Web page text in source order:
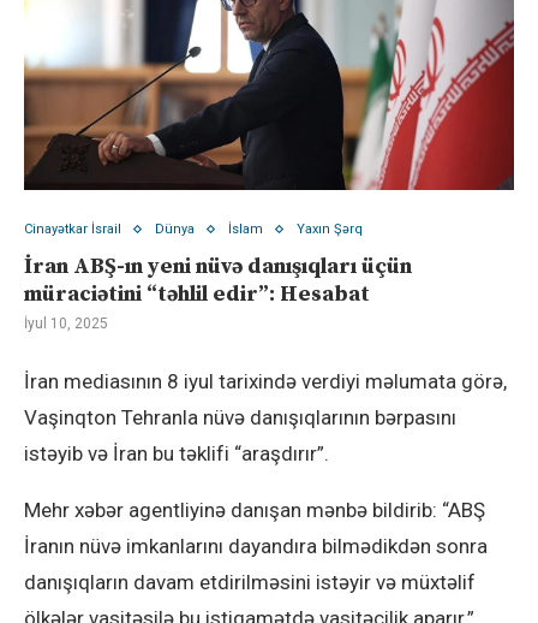
Cinayətkar İsrail Dünya İslam Yaxın Şərq
İran ABŞ-ın yeni nüvə danışıqları üçün
müraciətini “təhlil edir”: Hesabat
İyul 10, 2025
İran mediasının 8 iyul tarixində verdiyi məlumata görə,
Vaşinqton Tehranla nüvə danışıqlarının bərpasını
istəyib və İran bu təklifi “araşdırır”.
Mehr xəbər agentliyinə danışan mənbə bildirib: “ABŞ
İranın nüvə imkanlarını dayandıra bilmədikdən sonra
danışıqların davam etdirilməsini istəyir və müxtəlif